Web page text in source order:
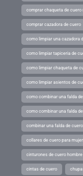
comprar chaqueta de cuero
comprar cazadora de cuero
como limpiar una cazadora
como limpiar tapiceria de
como limpiar chaqueta de
como limpiar asientos de
como combinar una falda
como combinar una falda
combinar una falda de cuero
collares de cuero para mujer
cinturones de cuero hombre
cintas de cuero